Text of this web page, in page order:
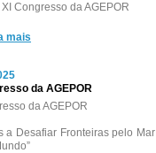
Congresso da AGEPOR
mais
da AGEPOR
da AGEPOR
a Desafiar Fronteiras pelo Mar